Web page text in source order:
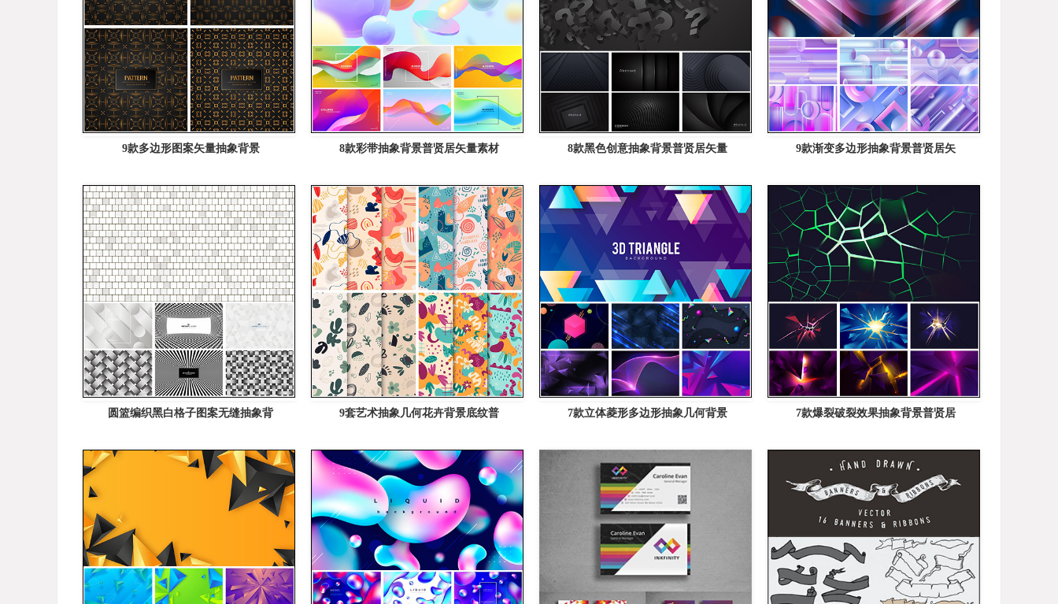
9款多边形图案矢量抽象背景 8款彩带抽象背景普贤居矢量素材 8款黑色创意抽象背景普贤居矢量 9款渐变多边形抽象背景普贤居矢
圆篮编织黑白格子图案无缝抽象背 9套艺术抽象几何花卉背景底纹普 7款立体菱形多边形抽象几何背景 7款爆裂破裂效果抽象背景普贤居